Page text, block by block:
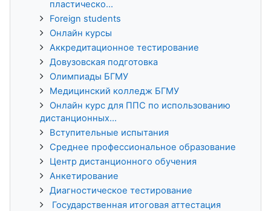
пластическо...
Foreign students
Онлайн курсы
Аккредитационное тестирование
Довузовская подготовка
Олимпиады БГМУ
Медицинский колледж БГМУ
Онлайн курс для ППС по использованию
дистанционных...
Вступительные испытания
Среднее профессиональное образование
Центр дистанционного обучения
Анкетирование
Диагностическое тестирование
Государственная итоговая аттестация